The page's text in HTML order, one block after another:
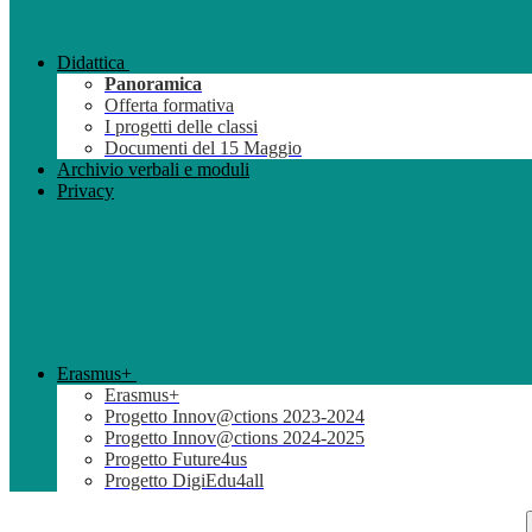
Didattica
Panoramica
Offerta formativa
I progetti delle classi
Documenti del 15 Maggio
Archivio verbali e moduli
Privacy
Erasmus+
Erasmus+
Progetto Innov@ctions 2023-2024
Progetto Innov@ctions 2024-2025
Progetto Future4us
Progetto DigiEdu4all